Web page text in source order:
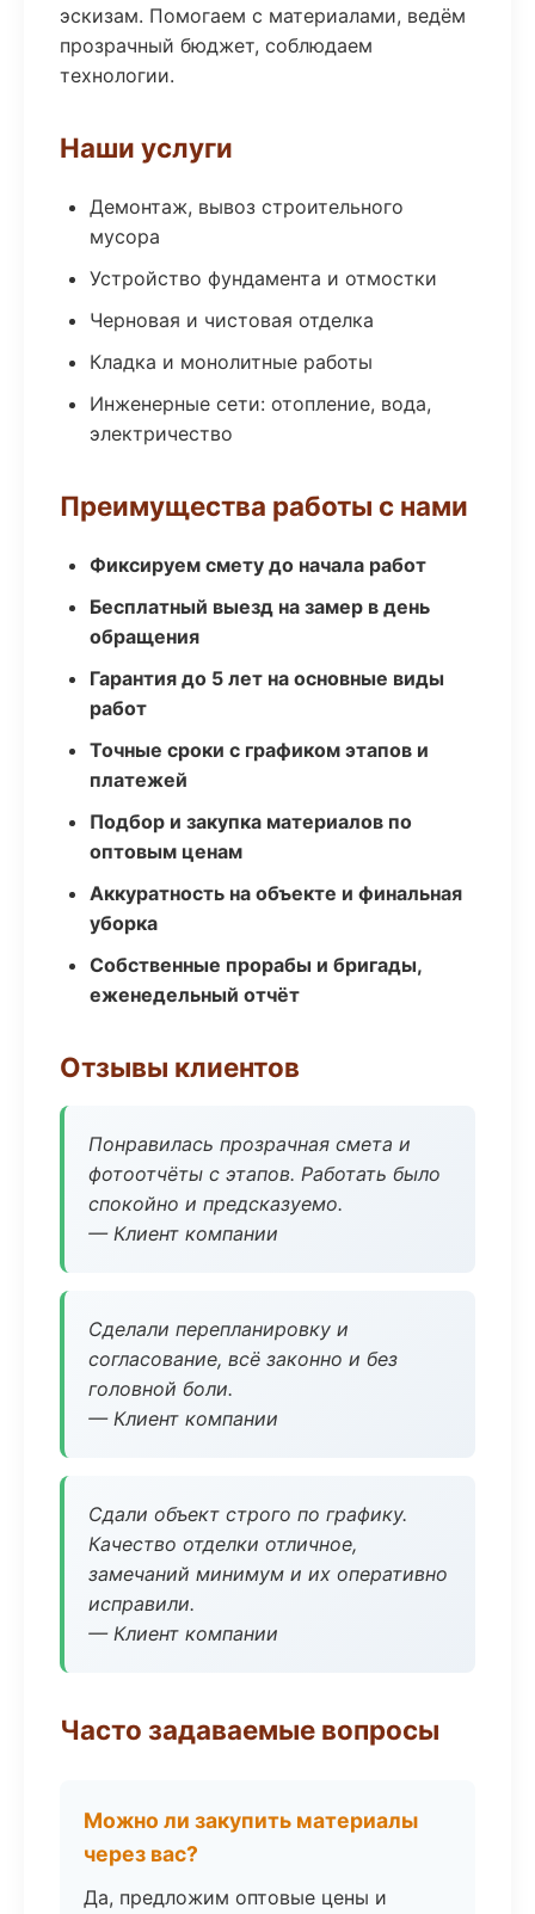
эскизам. Помогаем с материалами, ведём
прозрачный бюджет, соблюдаем
технологии.
Наши услуги
Демонтаж, вывоз строительного
мусора
Устройство фундамента и отмостки
Черновая и чистовая отделка
Кладка и монолитные работы
Инженерные сети: отопление, вода,
электричество
Преимущества работы с нами
Фиксируем смету до начала работ
Бесплатный выезд на замер в день
обращения
Гарантия до 5 лет на основные виды
работ
Точные сроки с графиком этапов и
платежей
Подбор и закупка материалов по
оптовым ценам
Аккуратность на объекте и финальная
уборка
Собственные прорабы и бригады,
еженедельный отчёт
Отзывы клиентов
Понравилась прозрачная смета и
фотоотчёты с этапов. Работать было
спокойно и предсказуемо.
— Клиент компании
Сделали перепланировку и
согласование, всё законно и без
головной боли.
— Клиент компании
Сдали объект строго по графику.
Качество отделки отличное,
замечаний минимум и их оперативно
исправили.
— Клиент компании
Часто задаваемые вопросы
Можно ли закупить материалы
через вас?
Да, предложим оптовые цены и